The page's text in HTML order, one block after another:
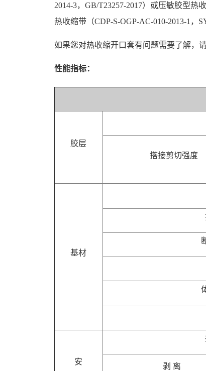
2014-3，GB/T23257-2017）或压敏胶型
热收缩带（CDP-S-OGP-AC-010-2013-1，
如果您对热收缩开口套有问题需要了解，
性能指标：
胶层
搭接剪切强度
基材
安
剥 离